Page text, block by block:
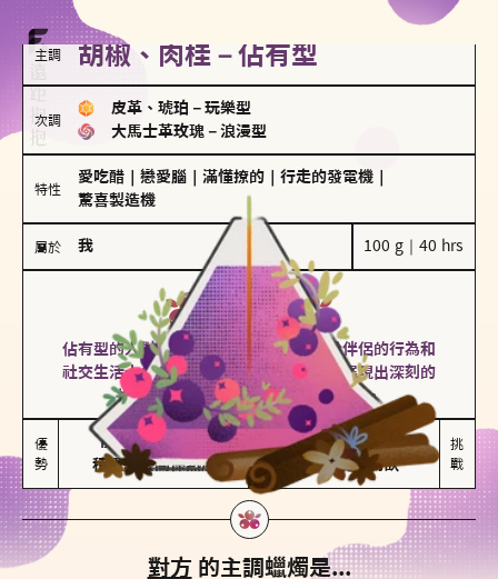
主調 胡椒、肉桂－佔有型
次調
皮革、琥珀 － 玩樂型
大馬士革玫瑰 － 浪漫型
特性
愛吃醋 戀愛腦 滿懂撩的 行走的發電機
驚喜製造機
屬於 我 100 g｜40 hrs
佔有型
胡椒、肉桂
佔有型的人對愛情有強烈的保護欲，對於伴侶的行為和
社交生活十分敏感、容易吃醋。在關係中展現出深刻的
投入和激情，但也可能讓人感到窒息。
優
勢
能建立緊密關係
積極維繫關係熱度
嫉妒心較強
可能出現控制欲
挑
戰
對方 的主調蠟燭是...